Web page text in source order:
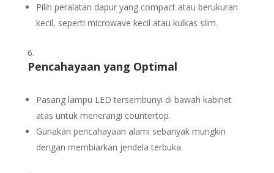
Pilih peralatan dapur yang compact atau berukuran
kecil, seperti microwave kecil atau kulkas slim.
Pencahayaan yang Optimal
Pasang lampu LED tersembunyi di bawah kabinet
atas untuk menerangi countertop.
Gunakan pencahayaan alami sebanyak mungkin
dengan membiarkan jendela terbuka.